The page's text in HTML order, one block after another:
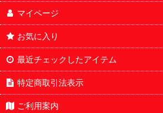
マイページ
お気に入り
最近チェックしたアイテム
特定商取引法表示
ご利用案内